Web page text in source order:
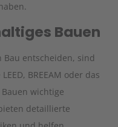
Bauen
entscheiden, sind
BREEAM oder das
wichtige
detaillierte